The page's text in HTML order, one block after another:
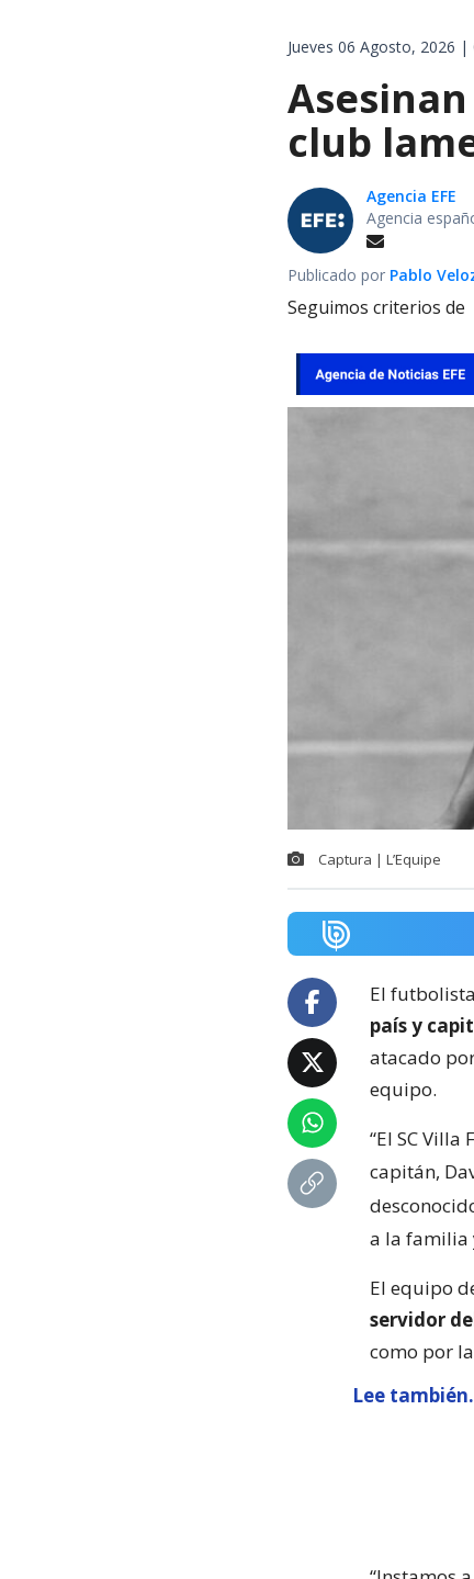
Jueves 06 Agosto, 2026 |
club
Agencia EFE
Agencia
Publicado por Pablo
Seguimos criterios de
Captura | L’Equipe
El
país y
atacado
equipo.
“El SC
capitán,
a la familia
El equipo
servidor
como por
Lee